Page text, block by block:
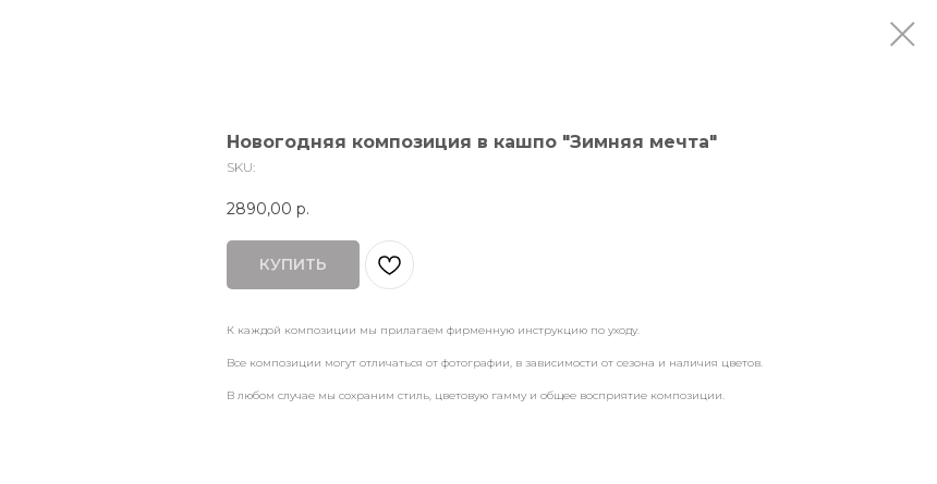
Новогодняя композиция в кашпо "Зимняя мечта"
SKU:
2890,00 р.
КУПИТЬ
К каждой композиции мы прилагаем фирменную инструкцию по уходу.
Все композиции могут отличаться от фотографии, в зависимости от сезона и наличия цветов.
В любом случае мы сохраним стиль, цветовую гамму и общее восприятие композиции.